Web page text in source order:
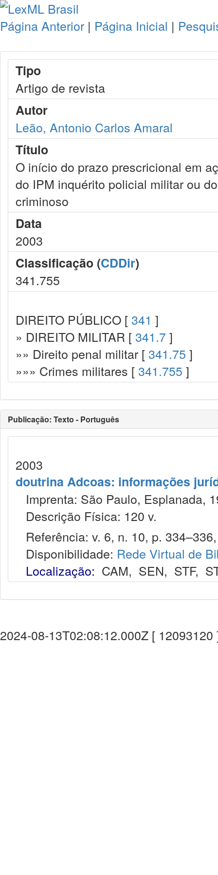
Página Anterior | Página Inicial |
Tipo
Artigo de revista
Autor
Leão, Antonio Carlos Amaral
Título
O início do prazo prescricional em
do IPM inquérito policial militar ou
criminoso
Data
2003
Classificação (CDDir)
341.755
DIREITO PÚBLICO [ 341 ]
» DIREITO MILITAR [ 341.7 ]
»» Direito penal militar [ 341.75 ]
»»» Crimes militares [ 341.755 ]
Publicação: Texto - Português
2003
doutrina Adcoas: informações
Imprenta: São Paulo, Esplanada,
Descrição Física: 120 v.
Referência: v. 6, n. 10, p.
Disponibilidade: Rede Virtual de
Localização: CAM, SEN, STF,
2024-08-13T02:08:12.000Z [ 12093120